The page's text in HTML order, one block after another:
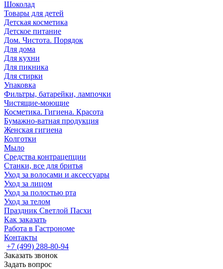
Шоколад
Товары для детей
Детская косметика
Детское питание
Дом. Чистота. Порядок
Для дома
Для кухни
Для пикника
Для стирки
Упаковка
Фильтры, батарейки, лампочки
Чистящие-моющие
Косметика. Гигиена. Красота
Бумажно-ватная продукция
Женская гигиена
Колготки
Мыло
Средства контрацепции
Станки, все для бритья
Уход за волосами и аксессуары
Уход за лицом
Уход за полостью рта
Уход за телом
Праздник Светлой Пасхи
Как заказать
Работа в Гастрономе
Контакты
+7 (499) 288-80-94
Заказать звонок
Задать вопрос